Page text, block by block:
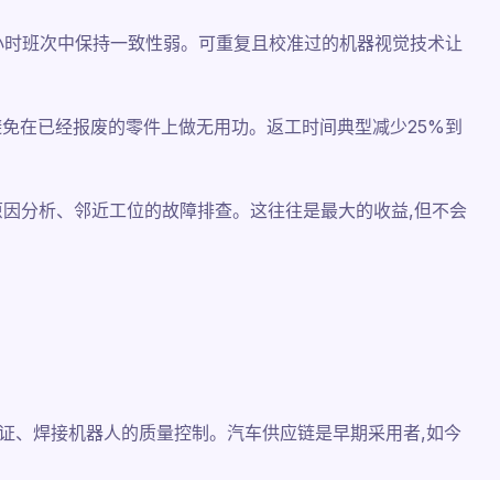
班次中保持一致性弱。可重复且校准过的机器视觉技术让
在已经报废的零件上做无用功。返工时间典型减少25%到
分析、邻近工位的故障排查。这往往是最大的收益,但不会
、焊接机器人的质量控制。汽车供应链是早期采用者,如今